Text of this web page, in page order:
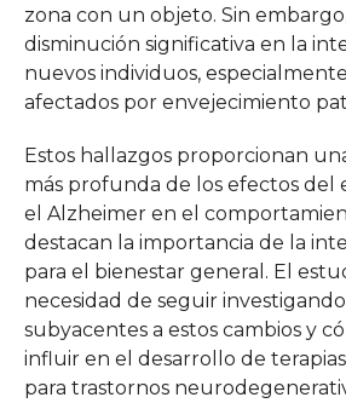
zona con un objeto. Sin
disminución significativa en la
nuevos individuos,
afectados por envejecimiento
Estos hallazgos proporcionan
más profunda de los efectos del
el Alzheimer en el
destacan la importancia de la
para el bienestar general. El
necesidad de seguir
subyacentes a estos cambios y
influir en el desarrollo de
para trastornos